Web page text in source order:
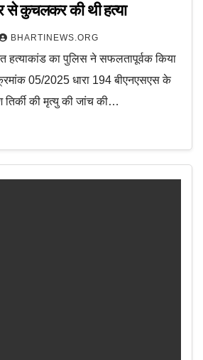
से कुचलकर की थी हत्या
BHARTINEWS.ORG
हत्याकांड का पुलिस ने सफलतापूर्वक किया
क्रमांक 05/2025 धारा 194 बीएनएसएस के
की मृत्यु की जांच की…